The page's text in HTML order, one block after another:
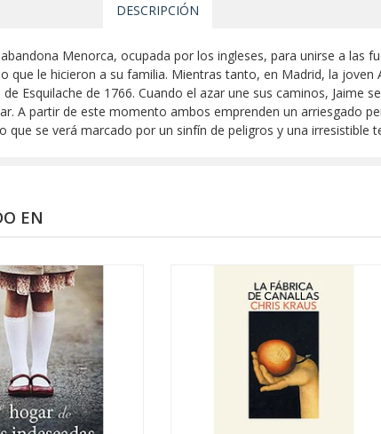
DESCRIPCIÓN
Menorca, ocupada por los ingleses, para unirse a las
que le hicieron a su familia. Mientras tanto, en Madrid, la
Esquilache de 1766. Cuando el azar une sus caminos, Jaime
A partir de este momento ambos emprenden un arriesgado
se verá marcado por un sinfín de peligros y una irresistible
EN